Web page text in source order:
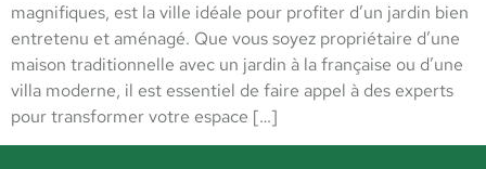
magnifiques, est la ville idéale pour profiter d’un jardin bien
entretenu et aménagé. Que vous soyez propriétaire d’une
maison traditionnelle avec un jardin à la française ou d’une
villa moderne, il est essentiel de faire appel à des experts
pour transformer votre espace […]